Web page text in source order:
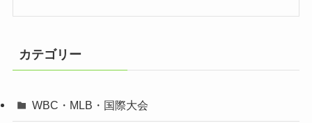
カテゴリー
WBC・MLB・国際大会